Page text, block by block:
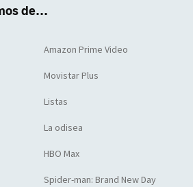
de...
Amazon Prime Video
Movistar Plus
Listas
La odisea
HBO Max
Spider-man: Brand New Day